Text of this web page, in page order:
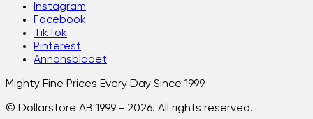
Instagram
Facebook
TikTok
Pinterest
Annonsbladet
Mighty Fine Prices Every Day Since 1999
© Dollarstore AB 1999 - 2026. All rights reserved.